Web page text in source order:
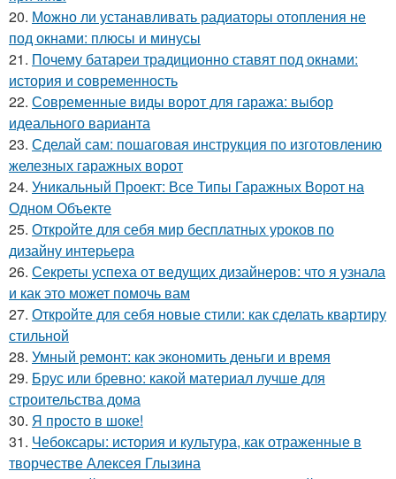
20. Можно ли устанавливать радиаторы отопления не
под окнами: плюсы и минусы
21. Почему батареи традиционно ставят под окнами:
история и современность
22. Современные виды ворот для гаража: выбор
идеального варианта
23. Сделай сам: пошаговая инструкция по изготовлению
железных гаражных ворот
24. Уникальный Проект: Все Типы Гаражных Ворот на
Одном Объекте
25. Откройте для себя мир бесплатных уроков по
дизайну интерьера
26. Секреты успеха от ведущих дизайнеров: что я узнала
и как это может помочь вам
27. Откройте для себя новые стили: как сделать квартиру
стильной
28. Умный ремонт: как экономить деньги и время
29. Брус или бревно: какой материал лучше для
строительства дома
30. Я просто в шоке!
31. Чебоксары: история и культура, как отраженные в
творчестве Алексея Глызина